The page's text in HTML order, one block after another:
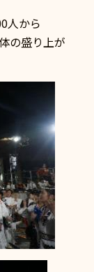
人から
の盛り上が